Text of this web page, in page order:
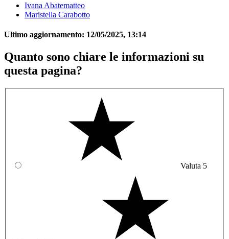
Ivana Abatematteo
Maristella Carabotto
Ultimo aggiornamento: 12/05/2025, 13:14
Quanto sono chiare le informazioni su
questa pagina?
Valuta 5